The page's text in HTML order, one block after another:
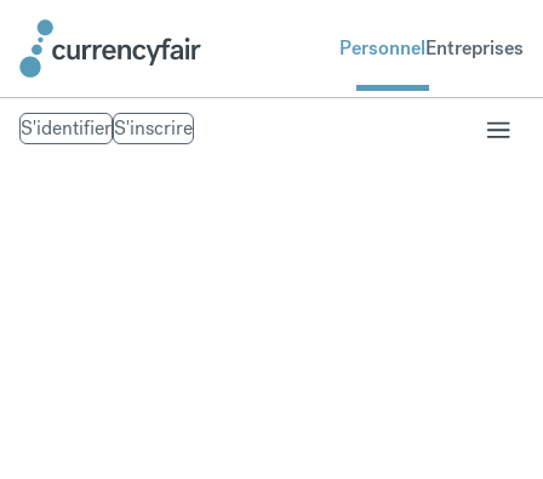
PersonnelEntreprises
S'identifierS'inscrire